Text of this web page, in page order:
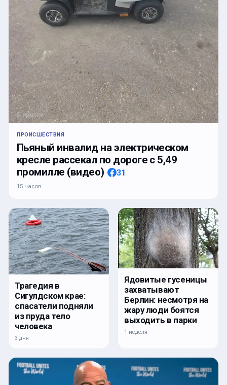
ПРОИСШЕСТВИЯ
Пьяный инвалид на электрическом
кресле рассекал по дороге с 5,49
промилле (видео)
31
15 часов
Трагедия в
Сигулдском крае:
спасатели подняли
из пруда тело
человека
3 дня
Ядовитые гусеницы
захватывают
Берлин: несмотря на
жару люди боятся
выходить в парки
1 неделя